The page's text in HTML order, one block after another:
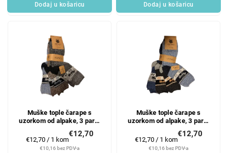
Dodaj u košaricu Dodaj u košaricu
Muške tople čarape s
uzorkom od alpake, 3 para,
€10,16 bez PDV-a
€12,70
Mjerenje
cijene:
€12,70 / 1 kom
Muške tople čarape s
uzorkom od alpake, 3 para,
€10,16 bez PDV-a
€12,70
Mjerenje
cijene:
€12,70 / 1 kom